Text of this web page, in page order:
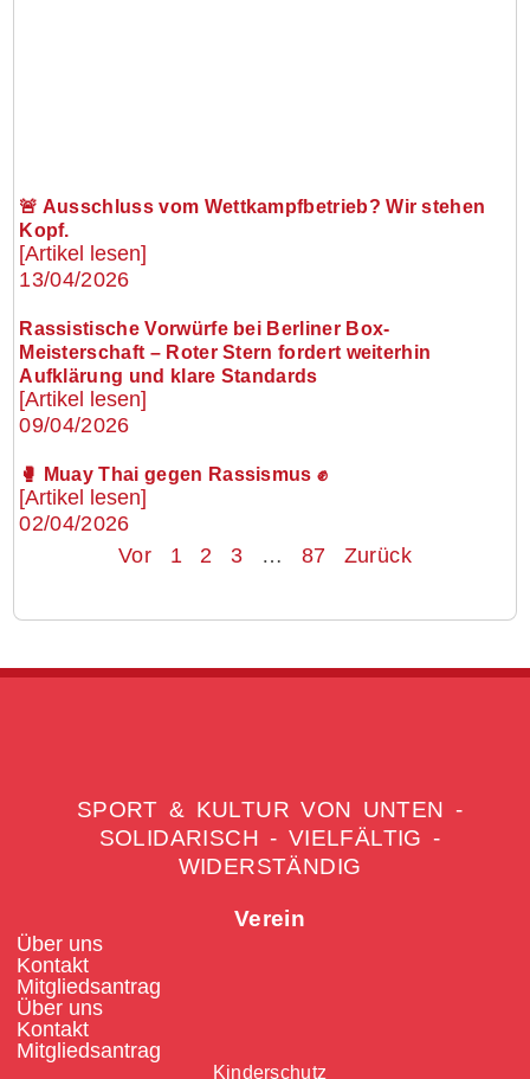
🚨 Ausschluss vom Wettkampfbetrieb? Wir stehen
Kopf.
[Artikel lesen]
13/04/2026
Rassistische Vorwürfe bei Berliner Box-
Meisterschaft – Roter Stern fordert weiterhin
Aufklärung und klare Standards
[Artikel lesen]
09/04/2026
🥊 Muay Thai gegen Rassismus ✊
[Artikel lesen]
02/04/2026
Vor
1 2 3 … 87 Zurück
SPORT & KULTUR VON UNTEN -
SOLIDARISCH - VIELFÄLTIG -
WIDERSTÄNDIG
Verein
Über uns
Kontakt
Mitgliedsantrag
Über uns
Kontakt
Mitgliedsantrag
Kinderschutz